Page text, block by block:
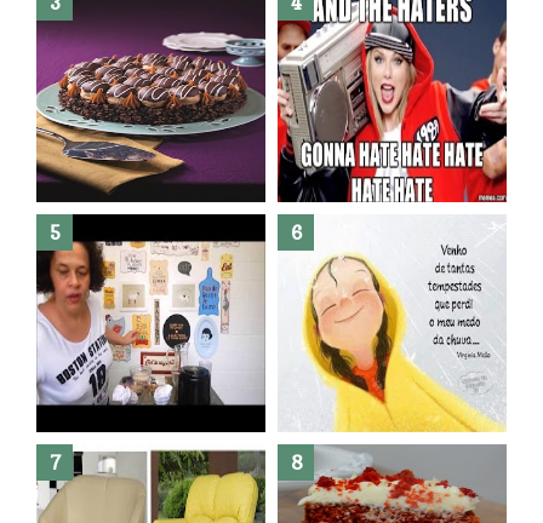
Banheiro novo por menos de
R$300,00 ?? E sem quebra
quebra ??( Editado)
Posso congelar bolo ??
Dez bolos pra fazer antes de
morrer !
Haters, como surgiram?